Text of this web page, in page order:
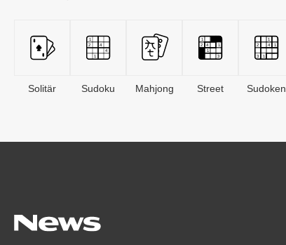
Solitär Sudoku Mahjong Street Sudoken